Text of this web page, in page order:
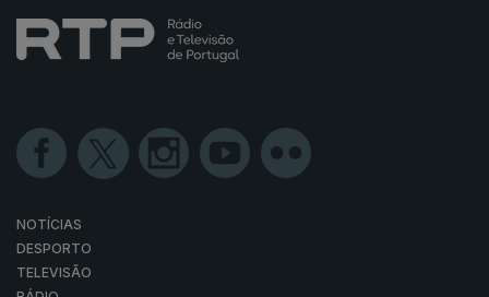
NOTÍCIAS
DESPORTO
TELEVISÃO